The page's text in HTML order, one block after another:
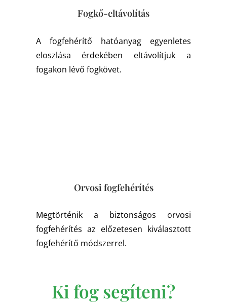
Fogkő-eltávolítás
A fogfehérítő hatóanyag egyenletes
eloszlása érdekében eltávolítjuk a
fogakon lévő fogkövet.
Orvosi fogfehérítés
Megtörténik a biztonságos orvosi
fogfehérítés az előzetesen kiválasztott
fogfehérítő módszerrel.
Ki fog segíteni?